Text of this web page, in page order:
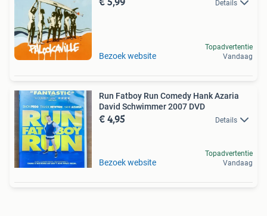
Details
Bezoek website
Topadvertentie
Vandaag
Run Fatboy Run Comedy Hank Azaria
David Schwimmer 2007 DVD
€ 4,95 Details
Bezoek website
Topadvertentie
Vandaag